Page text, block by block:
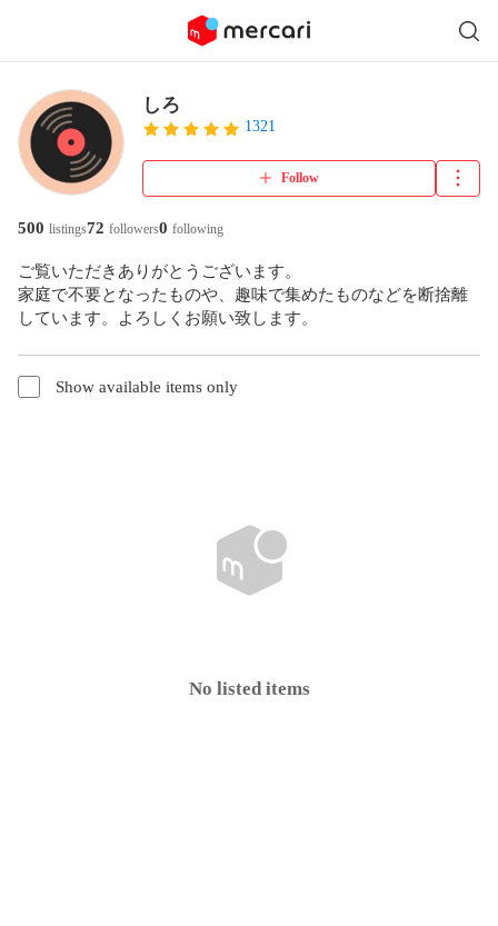
しろ
1321
Follow
500 listings72 followers0 following
ご覧いただきありがとうございます。
家庭で不要となったものや、趣味で集めたものなどを断捨離
しています。よろしくお願い致します。
Show available items only
No listed items